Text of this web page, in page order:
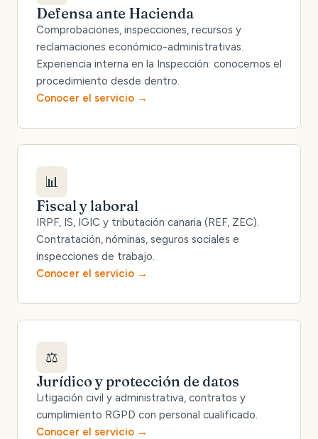
Defensa ante Hacienda
Comprobaciones, inspecciones, recursos y
reclamaciones económico-administrativas.
Experiencia interna en la Inspección: conocemos el
procedimiento desde dentro.
Conocer el servicio
📊
Fiscal y laboral
IRPF, IS, IGIC y tributación canaria (REF, ZEC).
Contratación, nóminas, seguros sociales e
inspecciones de trabajo.
Conocer el servicio
⚖️
Jurídico y protección de datos
Litigación civil y administrativa, contratos y
cumplimiento RGPD con personal cualificado.
Conocer el servicio